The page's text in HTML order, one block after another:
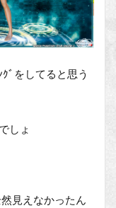
ﾞをしてると思う
しょ
見えなかったん